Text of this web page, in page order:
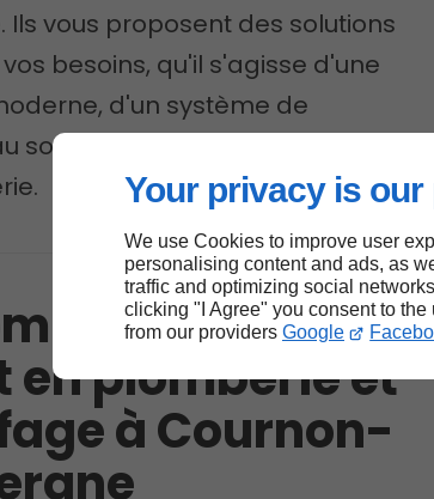
Your privacy is
We use Cookies to improve user
personalising content and ads, as
traffic and optimizing social
clicking "I Agree" you consent to the
from our providers Google
vous proposent des solutions
besoins, qu'il s'agisse d'une
d'un système de
sol ou d'une simple réparation
: votre
en plomberie et
à Cournon-